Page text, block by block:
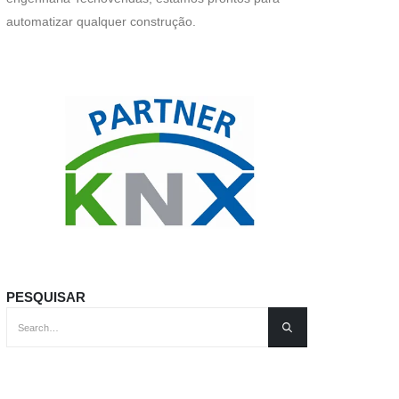
automatizar qualquer construção.
PESQUISAR